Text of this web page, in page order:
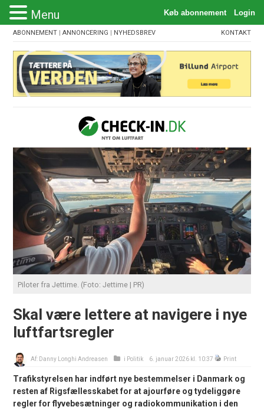
ABONNEMENT |ANNONCERING | NYHEDSBREV KONTAKT
Piloter fra Jettime. (Foto: Jettime | PR)
Skal være lettere at navigere i nye
luftfartsregler
Af: Danny Longhi Andreasen i Politik 6. januar 2026 kl. 10:37 Print
Trafikstyrelsen har indført nye bestemmelser i Danmark og
resten af Rigsfællesskabet for at ajourføre og tydeliggøre
regler for flyvebesætninger og radiokommunikation i den
Menu